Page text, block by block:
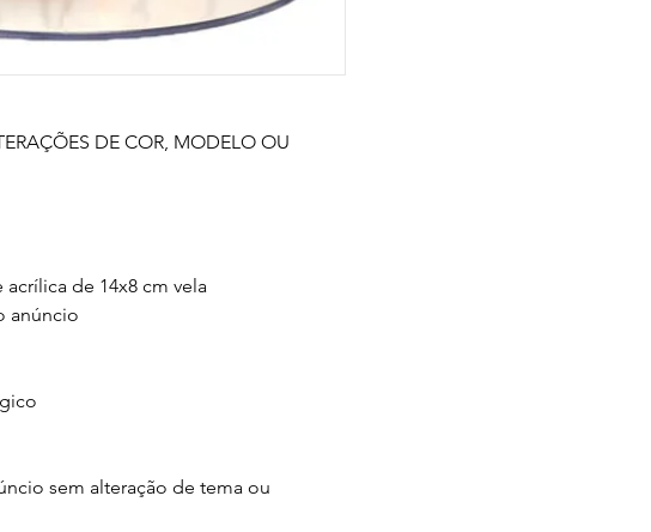
DE COR, MODELO OU
de 14x8 cm vela
anúncio
sem alteração de tema ou